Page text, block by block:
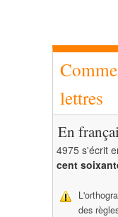
lettres
En
4975 s'écrit
cent
des